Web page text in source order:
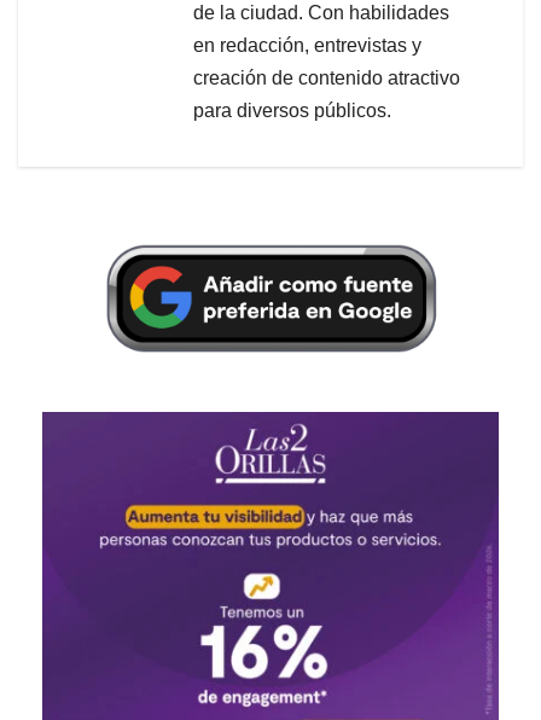
de la ciudad. Con habilidades
en redacción, entrevistas y
creación de contenido atractivo
para diversos públicos.